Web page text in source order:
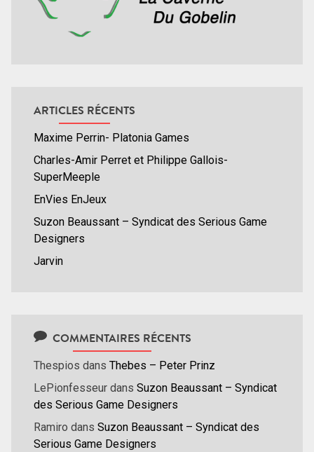
ARTICLES RÉCENTS
Maxime Perrin- Platonia Games
Charles-Amir Perret et Philippe Gallois-
SuperMeeple
EnVies EnJeux
Suzon Beaussant – Syndicat des Serious Game
Designers
Jarvin
COMMENTAIRES RÉCENTS
Thespios dans Thebes – Peter Prinz
LePionfesseur dans Suzon Beaussant – Syndicat
des Serious Game Designers
Ramiro dans Suzon Beaussant – Syndicat des
Serious Game Designers